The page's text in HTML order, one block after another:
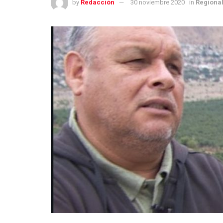
by Redacción 30 noviembre 2020 in Regional